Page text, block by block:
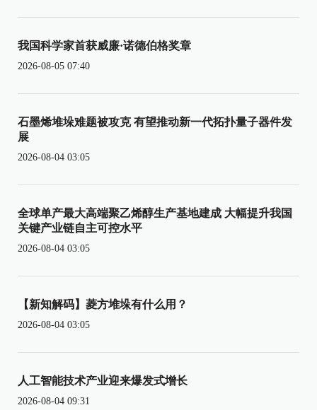
我国科学家首获威廉·诺德伯格奖章
2026-08-05 07:40
石墨烯堆垛难题被攻克 有望推动新一代拓扑量子器件发
展
2026-08-04 03:05
全球单产最大高端聚乙烯醇生产基地建成 大幅提升我国
关键产业链自主可控水平
2026-08-04 03:05
【新知解码】菱方堆垛有什么用？
2026-08-04 03:05
人工智能技术产业迎来爆发式增长
2026-08-04 09:31